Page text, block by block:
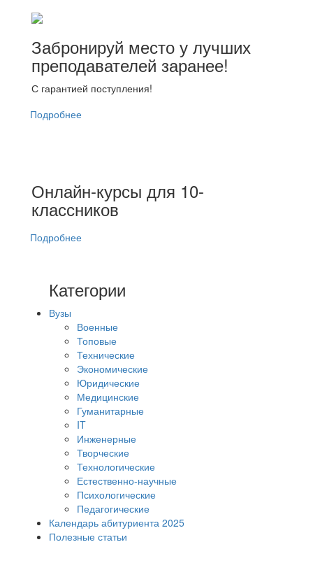
Забронируй место у лучших
преподавателей заранее!
С гарантией поступления!
Подробнее
Онлайн-курсы для 10-
классников
Подробнее
Категории
Вузы
Военные
Топовые
Технические
Экономические
Юридические
Медицинские
Гуманитарные
IT
Инженерные
Творческие
Технологические
Естественно-научные
Психологические
Педагогические
Календарь абитуриента 2025
Полезные статьи